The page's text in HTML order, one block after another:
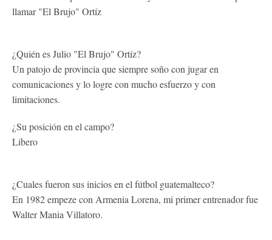
llamar "El Brujo" Ortíz
¿Quién es Julio "El Brujo" Ortíz?
Un patojo de provincia que siempre soño con jugar en
comunicaciones y lo logre con mucho esfuerzo y con
limitaciones.
¿Su posición en el campo?
Libero
¿Cuales fueron sus inicios en el fútbol guatemalteco?
En 1982 empeze con Armenia Lorena, mi primer entrenador fue
Walter Mania Villatoro.